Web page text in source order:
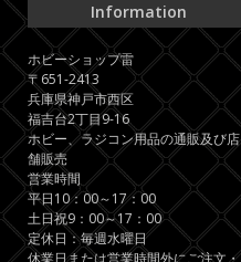
Information
ホビーショップ雷
〒651-2413
兵庫県神戸市西区
福吉台2丁目9-16
ホビー、ラジコン用品の通販及び店
舗販売
営業時間
平日10：00～17：00
土日祝9：00～17：00
定休日：毎週水曜日
休業日または営業時間外にご注文・